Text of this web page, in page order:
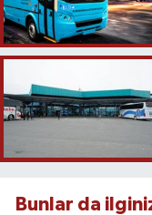
Bunlar da